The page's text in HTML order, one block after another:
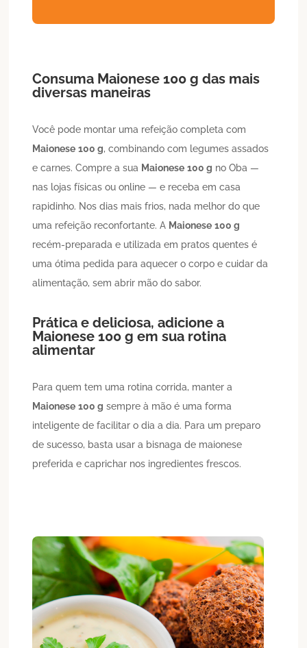
Consuma Maionese 100 g das mais
diversas maneiras
Você pode montar uma refeição completa com
Maionese 100 g, combinando com legumes assados
e carnes. Compre a sua Maionese 100 g no Oba —
nas lojas físicas ou online — e receba em casa
rapidinho. Nos dias mais frios, nada melhor do que
uma refeição reconfortante. A Maionese 100 g
recém-preparada e utilizada em pratos quentes é
uma ótima pedida para aquecer o corpo e cuidar da
alimentação, sem abrir mão do sabor.
Prática e deliciosa, adicione a
Maionese 100 g em sua rotina
alimentar
Para quem tem uma rotina corrida, manter a
Maionese 100 g sempre à mão é uma forma
inteligente de facilitar o dia a dia. Para um preparo
de sucesso, basta usar a bisnaga de maionese
preferida e caprichar nos ingredientes frescos.